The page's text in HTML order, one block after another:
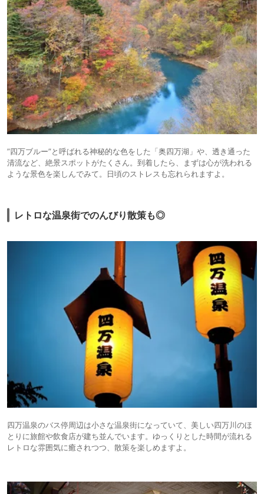
”四万ブルー”と呼ばれる神秘的な色をした「奥四万湖」や、透き通った
清流など、絶景スポットがたくさん。到着したら、まずは心が洗われる
ような景色を楽しんでみて。日頃のストレスも忘れられますよ。
レトロな温泉街でのんびり散策も◎
四万温泉のバス停周辺は小さな温泉街になっていて、美しい四万川のほ
とりに旅館や飲食店が建ち並んでいます。ゆっくりとした時間が流れる
レトロな雰囲気に癒されつつ、散策を楽しめますよ。